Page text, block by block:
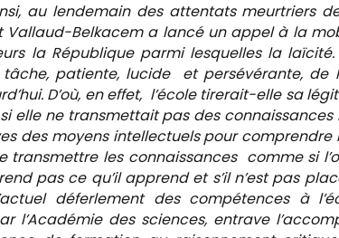
au lendemain des attentats meurtriers
Vallaud-Belkacem a lancé un appel à la
la République parmi lesquelles la laïcité.
patiente, lucide et persévérante, de
D’où, en effet, l’école tirerait-elle sa
elle ne transmettait pas des connaissances
des moyens intellectuels pour
transmettre les connaissances comme si
pas ce qu’il apprend et s’il n’est pas
déferlement des compétences à
l’Académie des sciences, entrave